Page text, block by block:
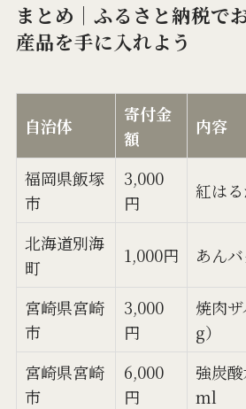
まとめ｜ふるさと納税で
産品を手に入れよう
自治体
寄付金
額
内容
福岡県飯塚
市
3,000
円
紅は
北海道別海
町
1,000円 あん
宮崎県宮崎
市
3,000
円
焼肉
g）
宮崎県宮崎
市
6,000
円
強炭
ml